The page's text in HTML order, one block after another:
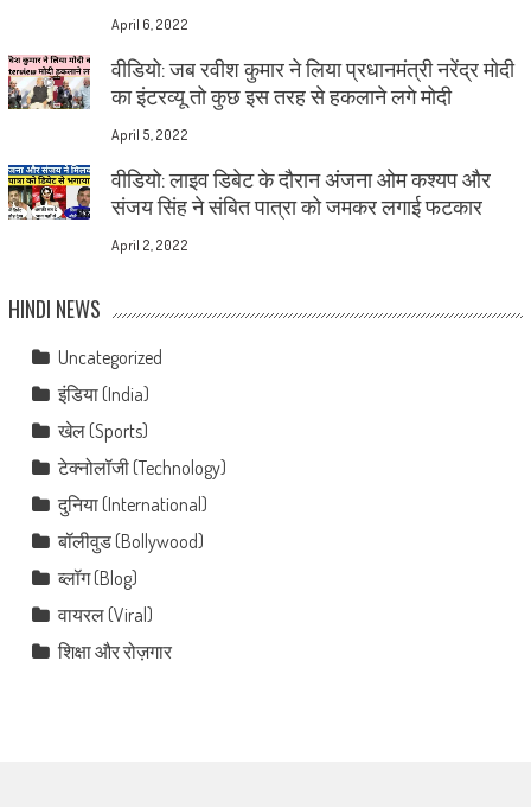
April 6, 2022
वीडियो: जब रवीश कुमार ने लिया प्रधानमंत्री नरेंद्र मोदी
का इंटरव्यू तो कुछ इस तरह से हकलाने लगे मोदी
April 5, 2022
वीडियो: लाइव डिबेट के दौरान अंजना ओम कश्यप और
संजय सिंह ने संबित पात्रा को जमकर लगाई फटकार
April 2, 2022
HINDI NEWS
Uncategorized
इंडिया (India)
खेल (Sports)
टेक्नोलॉजी (Technology)
दुनिया (International)
बॉलीवुड (Bollywood)
ब्लॉग (Blog)
वायरल (Viral)
शिक्षा और रोज़गार